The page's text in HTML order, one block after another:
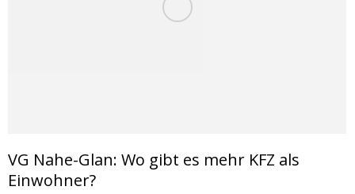
VG Nahe-Glan: Wo gibt es mehr KFZ als
Einwohner?